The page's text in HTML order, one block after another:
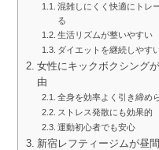
混雑しにくく快適にトレ
る
生活リズムが整いやすい
ダイエットを継続しやす
女性にキックボクシング
由
全身を効率よく引き締め
ストレス発散にも効果的
運動初心者でも安心
新宿レフティージムが昼